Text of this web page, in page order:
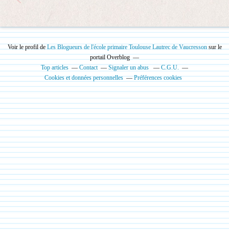
Voir le profil de Les Blogueurs de l'école primaire Toulouse Lautrec de Vaucressonsur le
portail Overblog
Top articles
Contact Signaler un abus
C.G.U.
Cookies et données personnelles
Préférences cookies